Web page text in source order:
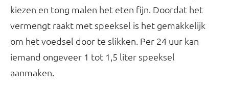
kiezen en tong malen het eten fijn. Doordat het
vermengt raakt met speeksel is het gemakkelijk
om het voedsel door te slikken. Per 24 uur kan
iemand ongeveer 1 tot 1,5 liter speeksel
aanmaken.